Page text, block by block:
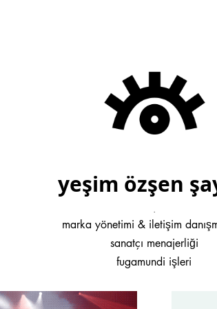
yeşim özşen
.
marka yönetimi & iletişim
sanatçı menajerliği
fugamundi işleri